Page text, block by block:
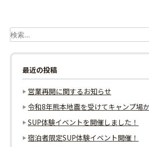
ゲ
ー
シ
ョ
ン
検
索:
最近の投稿
営業再開に関するお知らせ
令和8年熊本地震を受けてキャンプ場
SUP体験イベントを開催しました！
宿泊者限定SUP体験イベント開催！